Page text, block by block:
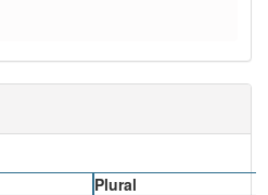
: 0
im Bereich
haben den Artikel
Plural